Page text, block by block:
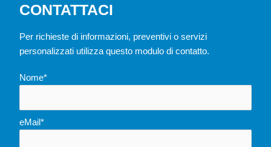
CONTATTACI
Per richieste di informazioni, preventivi o servizi
personalizzati utilizza questo modulo di contatto.
Nome*
eMail*